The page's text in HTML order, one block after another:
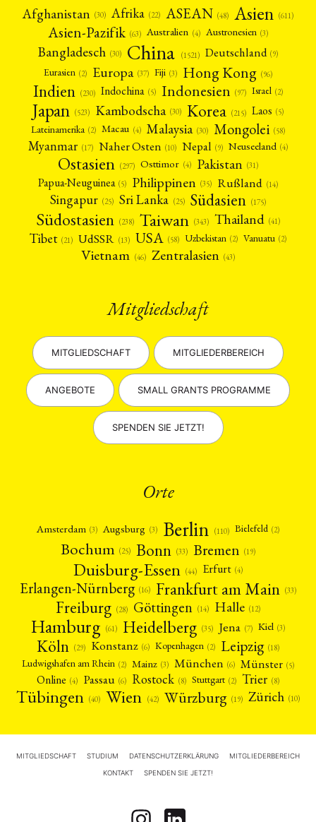
Afghanistan (30) Afrika (22) ASEAN (48) Asien (611)
Asien-Pazifik (63) Australien (4) Austronesien (3)
Bangladesch (30) China (1521) Deutschland (9)
Eurasien (2) Europa (37) Fiji (3) Hong Kong (96)
Indien (230) Indochina (5) Indonesien (97) Israel (2)
Japan (523) Kambodscha (30) Korea (215) Laos (5)
Lateinamerika (2) Macau (4) Malaysia (30) Mongolei (58)
Myanmar (17) Naher Osten (10) Nepal (9) Neuseeland (4)
Ostasien (297) Osttimor (4) Pakistan (31)
Papua-Neuguinea (5) Philippinen (35) Rußland (14)
Singapur (25) Sri Lanka (25) Südasien (175)
Südostasien (238) Taiwan (343) Thailand (41)
Tibet (21) UdSSR (13) USA (58) Uzbekistan (2) Vanuatu (2)
Vietnam (46) Zentralasien (43)
Mitgliedschaft
MITGLIEDSCHAFT MITGLIEDERBEREICH
ANGEBOTE SMALL GRANTS PROGRAMME
SPENDEN SIE JETZT!
Orte
Amsterdam (3) Augsburg (3) Berlin (110) Bielefeld (2)
Bochum (25) Bonn (33) Bremen (19)
Duisburg-Essen (44) Erfurt (4)
Erlangen-Nürnberg (16) Frankfurt am Main (33)
Freiburg (28) Göttingen (14) Halle (12)
Hamburg (61) Heidelberg (35) Jena (7) Kiel (3)
Köln (29) Konstanz (6) Kopenhagen (2) Leipzig (18)
Ludwigshafen am Rhein (2) Mainz (3) München (6) Münster (5)
Online (4) Passau (6) Rostock (8) Stuttgart (2) Trier (8)
Tübingen (40) Wien (42) Würzburg (19) Zürich (10)
MITGLIEDSCHAFT STUDIUM DATENSCHUTZERKLÄRUNG MITGLIEDERBEREICH
KONTAKT SPENDEN SIE JETZT!